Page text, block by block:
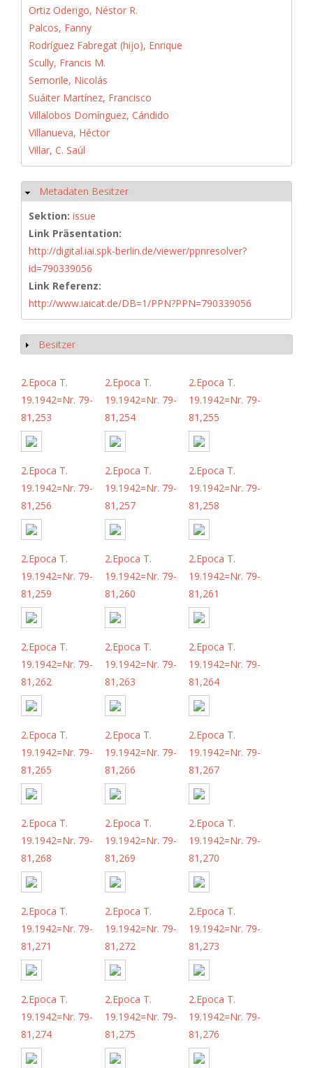
Ortiz Oderigo, Néstor R.
Palcos, Fanny
Rodríguez Fabregat (hijo), Enrique
Scully, Francis M.
Semorile, Nicolás
Suáiter Martínez, Francisco
Villalobos Domínguez, Cándido
Villanueva, Héctor
Villar, C. Saúl
Hide
Metadaten Besitzer
Sektion: issue
Link Präsentation:
http://digital.iai.spk-berlin.de/viewer/ppnresolver?
id=790339056
Link Referenz:
http://www.iaicat.de/DB=1/PPN?PPN=790339056
Show
Besitzer
2.Epoca T.
19.1942=Nr. 79-
81,253
2.Epoca T.
19.1942=Nr. 79-
81,254
2.Epoca T.
19.1942=Nr. 79-
81,255
2.Epoca T.
19.1942=Nr. 79-
81,256
2.Epoca T.
19.1942=Nr. 79-
81,257
2.Epoca T.
19.1942=Nr. 79-
81,258
2.Epoca T.
19.1942=Nr. 79-
81,259
2.Epoca T.
19.1942=Nr. 79-
81,260
2.Epoca T.
19.1942=Nr. 79-
81,261
2.Epoca T.
19.1942=Nr. 79-
81,262
2.Epoca T.
19.1942=Nr. 79-
81,263
2.Epoca T.
19.1942=Nr. 79-
81,264
2.Epoca T.
19.1942=Nr. 79-
81,265
2.Epoca T.
19.1942=Nr. 79-
81,266
2.Epoca T.
19.1942=Nr. 79-
81,267
2.Epoca T.
19.1942=Nr. 79-
81,268
2.Epoca T.
19.1942=Nr. 79-
81,269
2.Epoca T.
19.1942=Nr. 79-
81,270
2.Epoca T.
19.1942=Nr. 79-
81,271
2.Epoca T.
19.1942=Nr. 79-
81,272
2.Epoca T.
19.1942=Nr. 79-
81,273
2.Epoca T.
19.1942=Nr. 79-
81,274
2.Epoca T.
19.1942=Nr. 79-
81,275
2.Epoca T.
19.1942=Nr. 79-
81,276